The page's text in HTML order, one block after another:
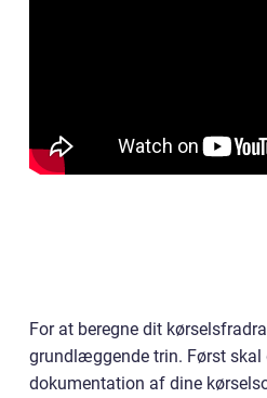
For at beregne dit
grundlæggende trin. Først skal
dokumentation af dine